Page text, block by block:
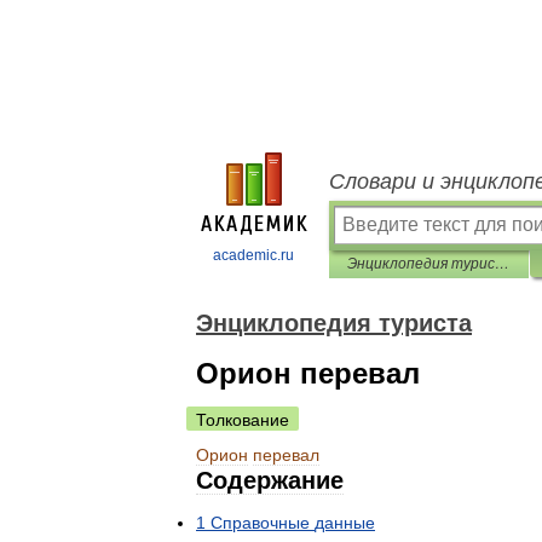
academic.ru
Словари и
Энциклопедия туриста
Энциклопедия туриста
Орион перевал
Толкование
Орион перевал
Содержание
1 Справочные данные